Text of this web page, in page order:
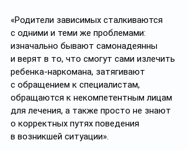
«Родители зависимых сталкиваются
с одними и теми же проблемами:
изначально бывают самонадеянны
и верят в то, что смогут сами излечить
ребенка-наркомана, затягивают
с обращением к специалистам,
обращаются к некомпетентным лицам
для лечения, а также просто не знают
о корректных путях поведения
в возникшей ситуации».